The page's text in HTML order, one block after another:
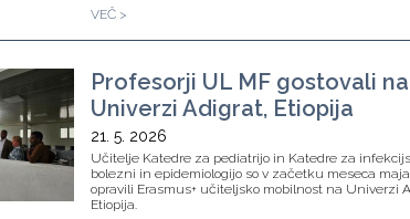
VEČ >
Profesorji UL MF gostovali na
Univerzi Adigrat, Etiopija
21. 5. 2026
Učitelje Katedre za pediatrijo in Katedre za
bolezni in epidemiologijo so v začetku meseca maja
opravili Erasmus+ učiteljsko mobilnost na Univerzi
Etiopija.